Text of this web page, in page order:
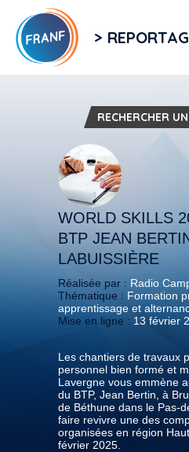
>
RECHERCHER
WORLD SKILLS
BTP JEAN
LABUISSIÈRE
Réalisée par : Radio
Thématique : Formation
apprentissage et
Mise en ligne : 13 février
Les chantiers de travaux
personnel bien formé et
Lavergne vous emmène
du BTP, Jean Bertin, à
de Béthune dans le Pas-
faire revivre une des
organisées en région
février 2025.